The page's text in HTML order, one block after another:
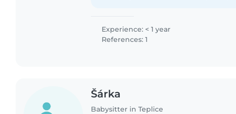
Experience: < 1 year
References: 1
Šárka
Babysitter in Teplice